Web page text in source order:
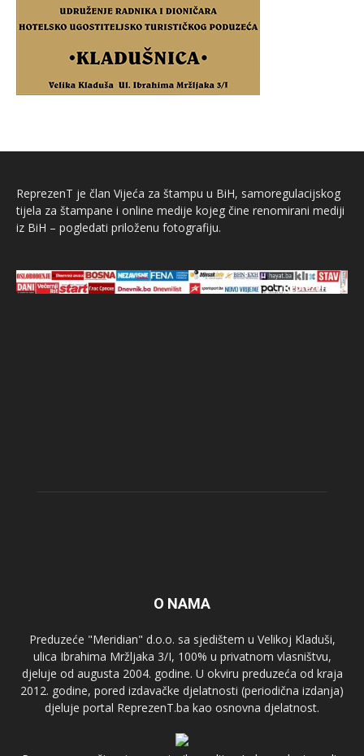
ReprezenT je član Vijeća za štampu u BiH, samoregulacijskog
tijela za štampane i online medije kojeg čine renomirani mediji
iz BiH – pogledati priloženu fotografiju.
O NAMA
Preduzeće "Meridian" d.o.o. sa sjedištem u Velikoj Kladuši,
ulica Ibrahima Mržljaka 3/I, 100% u privatnom vlasništvu,
djeluje od augusta 2004. godine. U okviru preduzeća od kraja
2012. godine, pored izdavačke djelatnosti (periodična izdanja)
djeluje portal ReprezenT.ba kao osnovna djelatnost.